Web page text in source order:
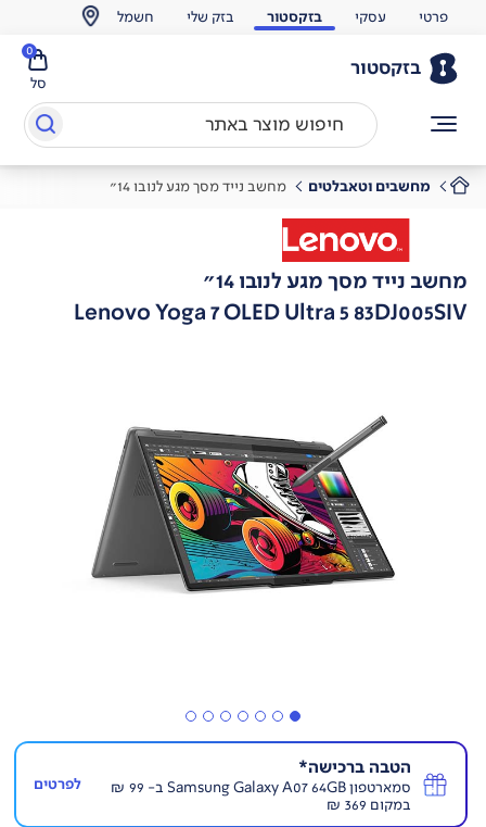
פרטי עסקי בזקסטור בזק שלי חשמל
בזקסטור
סל
0
מחשבים וטאבלטים מחשב נייד מסך מגע לנובו 14"
מחשב נייד מסך מגע לנובו 14"
Lenovo Yoga 7 OLED Ultra 5 83DJ005SIV
הטבה ברכישה*
סמארטפון Samsung Galaxy A07 64GB ב- 99 ₪
במקום 369 ₪
לפרטים